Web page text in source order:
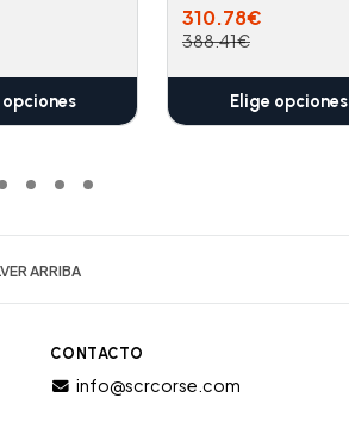
310.78€
388.41€
Elige opciones
ARRIBA
CONTACTO
info@scrcorse.com